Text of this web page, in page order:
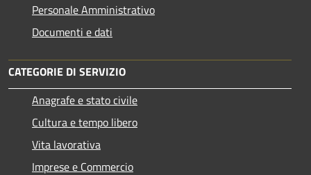
Personale Amministrativo
Documenti e dati
CATEGORIE DI SERVIZIO
Anagrafe e stato civile
Cultura e tempo libero
Vita lavorativa
Imprese e Commercio